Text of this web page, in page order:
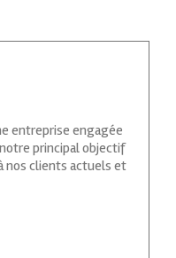
entreprise engagée
principal objectif
nos clients actuels et